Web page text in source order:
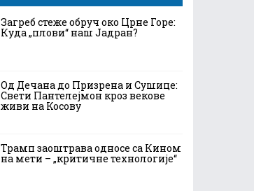
Загреб стеже обруч око Црне Горе:
Куда „плови“ наш Јадран?
Од Дечана до Призрена и Сушице:
Свети Пантелејмон кроз векове
живи на Косову
Трамп заоштрава односе са Кином
на мети – „критичне технологије“